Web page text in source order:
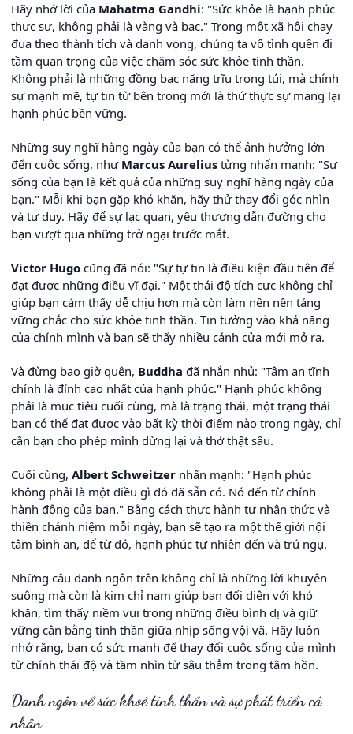
Hãy nhớ lời của Mahatma Gandhi: "Sức khỏe là hạnh phúc
thực sự, không phải là vàng và bạc." Trong một xã hội chạy
đua theo thành tích và danh vọng, chúng ta vô tình quên đi
tầm quan trọng của việc chăm sóc sức khỏe tinh thần.
Không phải là những đồng bạc nặng trĩu trong túi, mà chính
sự mạnh mẽ, tự tin từ bên trong mới là thứ thực sự mang lại
hạnh phúc bền vững.
Những suy nghĩ hàng ngày của bạn có thể ảnh hưởng lớn
đến cuộc sống, như Marcus Aurelius từng nhấn mạnh: "Sự
sống của bạn là kết quả của những suy nghĩ hàng ngày của
bạn." Mỗi khi bạn gặp khó khăn, hãy thử thay đổi góc nhìn
và tư duy. Hãy để sự lạc quan, yêu thương dẫn đường cho
bạn vượt qua những trở ngại trước mắt.
Victor Hugo cũng đã nói: "Sự tự tin là điều kiện đầu tiên để
đạt được những điều vĩ đại." Một thái độ tích cực không chỉ
giúp bạn cảm thấy dễ chịu hơn mà còn làm nên nền tảng
vững chắc cho sức khỏe tinh thần. Tin tưởng vào khả năng
của chính mình và bạn sẽ thấy nhiều cánh cửa mới mở ra.
Và đừng bao giờ quên, Buddha đã nhắn nhủ: "Tâm an tĩnh
chính là đỉnh cao nhất của hạnh phúc." Hạnh phúc không
phải là mục tiêu cuối cùng, mà là trạng thái, một trạng thái
bạn có thể đạt được vào bất kỳ thời điểm nào trong ngày, chỉ
cần bạn cho phép mình dừng lại và thở thật sâu.
Cuối cùng, Albert Schweitzer nhấn mạnh: "Hạnh phúc
không phải là một điều gì đó đã sẵn có. Nó đến từ chính
hành động của bạn." Bằng cách thực hành tự nhận thức và
thiền chánh niệm mỗi ngày, bạn sẽ tạo ra một thế giới nội
tâm bình an, để từ đó, hạnh phúc tự nhiên đến và trú ngụ.
Những câu danh ngôn trên không chỉ là những lời khuyên
suông mà còn là kim chỉ nam giúp bạn đối diện với khó
khăn, tìm thấy niềm vui trong những điều bình dị và giữ
vững cân bằng tinh thần giữa nhịp sống vội vã. Hãy luôn
nhớ rằng, bạn có sức mạnh để thay đổi cuộc sống của mình
từ chính thái độ và tầm nhìn từ sâu thẳm trong tâm hồn.
Danh ngôn về sức khoẻ tinh thần và sự phát triển cá
nhân